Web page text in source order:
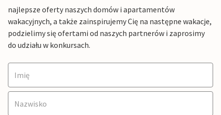
najlepsze oferty naszych domów i apartamentów
wakacyjnych, a także zainspirujemy Cię na następne wakacje,
podzielimy się ofertami od naszych partnerów i zaprosimy
do udziału w konkursach.